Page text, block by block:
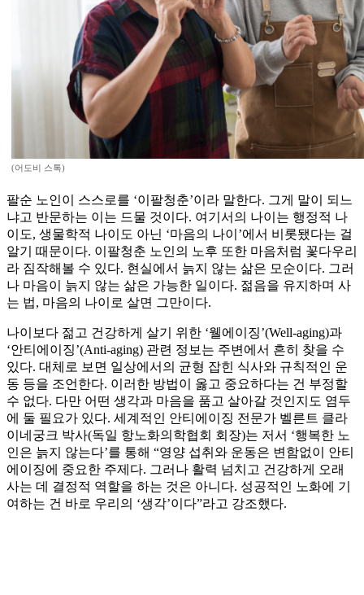
(어도비 스톡)
팔순 노인이 스스로를 ‘이팔청춘’이라 말한다. 그게 말이 되느
냐고 반문하는 이는 드물 것이다. 여기서의 나이는 행정적 나
이도, 생물학적 나이도 아닌 ‘마음의 나이’에서 비롯됐다는 걸
알기 때문이다. 이팔청춘 노인의 노후 또한 마음처럼 꽃다우리
라 짐작해볼 수 있다. 현실에서 늙지 않는 삶은 모순이다. 그러
나 마음이 늙지 않는 삶은 가능한 일이다. 젊음을 유지하며 사
는 법, 마음의 나이로 살면 그만이다.
나이보다 젊고 건강하게 살기 위한 ‘웰에이징’(Well-aging)과
‘안티에이징’(Anti-aging) 관련 정보는 주변에서 흔히 찾을 수
있다. 대체로 보면 일상에서의 균형 잡힌 식사와 규칙적인 운
동 등을 조언한다. 이러한 방법이 옳고 중요하다는 건 부정할
수 없다. 다만 어떤 생각과 마음을 품고 살아갈 것인지도 염두
에 둘 필요가 있다. 세계적인 안티에이징 전문가 벨른트 클라
이네궁크 박사(독일 항노화의학협회 회장)는 저서 ‘행복한 노
인은 늙지 않는다’를 통해 “영양 섭취와 운동은 변함없이 안티
에이징에 중요한 주제다. 그러나 활력 넘치고 건강하게 오래
사는 데 결정적 역할을 하는 것은 아니다. 성공적인 노화에 기
여하는 건 바로 우리의 ‘생각’이다”라고 강조했다.